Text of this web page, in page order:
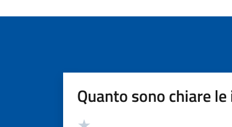
Quanto sono chiare
Valutazione